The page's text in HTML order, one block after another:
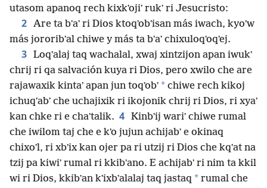
utasom apanoq rech kixkʼojiʼ rukʼ ri Jesucristo:
2 Are ta bʼaʼ ri Dios ktoqʼobʼisan más iwach, kyoʼw
más jororibʼal chiwe y más ta bʼaʼ chixuloqʼoqʼej.
3 Loqʼalaj taq wachalal, xwaj xintzijon apan iwukʼ
chrij ri qa salvación kuya ri Dios, pero xwilo che are
rajawaxik kintaʼ apan jun toqʼobʼ * chiwe rech kikoj
ichuqʼabʼ che uchajixik ri ikojonik chrij ri Dios, ri xyaʼ
kan chke ri e chaʼtalik. 4 Kinbʼij wariʼ chiwe rumal
che iwilom taj che e kʼo jujun achijabʼ e okinaq
chixoʼl, ri xbʼix kan ojer pa ri utzij ri Dios che kqʼat na
tzij pa kiwiʼ rumal ri kkibʼano. E achijabʼ ri nim ta kkil
wi ri Dios, kkibʼan kʼixbʼalalaj taq jastaq * rumal che